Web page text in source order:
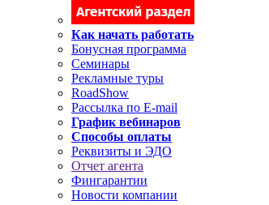
Как начать работать
Бонусная программа
Семинары
Рекламные туры
RoadShow
Рассылка по E-mail
График вебинаров
Способы оплаты
Реквизиты и ЭДО
Отчет агента
Фингарантии
Новости компании